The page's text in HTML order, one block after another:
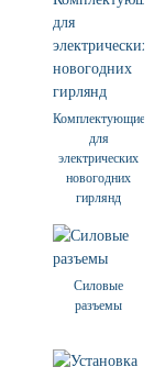
Комплектующие
для
электрических
новогодних
гирлянд
Силовые
разъемы